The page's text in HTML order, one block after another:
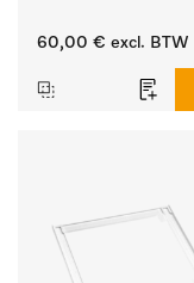
het textiel door
60,00 € excl. BTW